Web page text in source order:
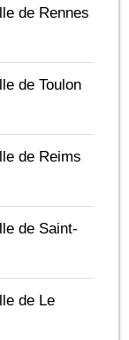
de Rennes
de Toulon
de Reims
de Saint-
de Le